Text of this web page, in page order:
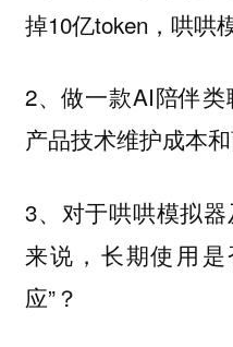
掉10亿token，哄哄
2、做一款AI陪伴
产品技术维护成本
3、对于哄哄模拟
来说，长期使用
应”？